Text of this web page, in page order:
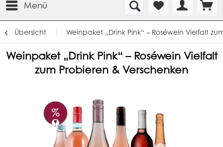
Menü
Übersicht Weinpaket „Drink Pink“ – Roséwein Vielfalt
Weinpaket „Drink Pink“ – Roséwein Vielfalt
zum Probieren & Verschenken